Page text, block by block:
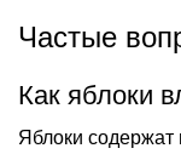
Частые
Как яблоки
Яблоки